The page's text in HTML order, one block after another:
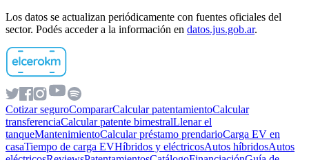
Los datos se actualizan periódicamente con fuentes oficiales del
sector. Podés acceder a la información en datos.jus.gob.ar.
Cotizar seguroCompararCalcular patentamientoCalcular
transferenciaCalcular patente bimestralLlenar el
tanqueMantenimientoCalcular préstamo prendarioCarga EV en
casaTiempo de carga EVHíbridos y eléctricosAutos híbridosAutos